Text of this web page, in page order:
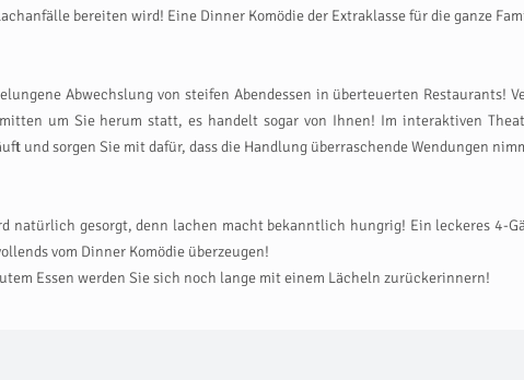
bereiten wird! Eine Dinner Komödie der Extraklasse für die ganze
Abwechslung von steifen Abendessen in überteuerten
um Sie herum statt, es handelt sogar von Ihnen! Im interaktiven
und sorgen Sie mit dafür, dass die Handlung überraschende Wendungen
natürlich gesorgt, denn lachen macht bekanntlich hungrig! Ein leckeres 4-
vom Dinner Komödie überzeugen!
Essen werden Sie sich noch lange mit einem Lächeln zurückerinnern!